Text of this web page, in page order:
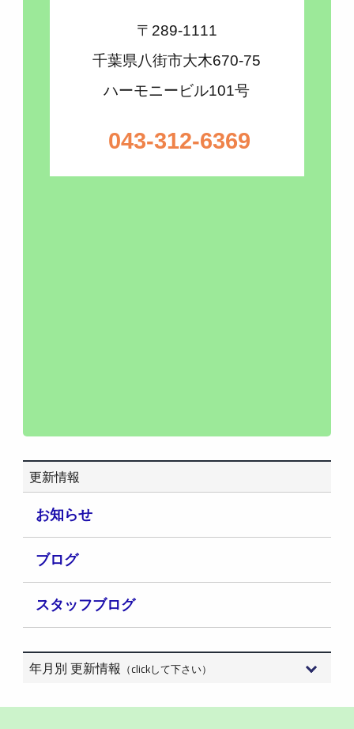
〒289-1111
千葉県八街市大木670-75
ハーモニービル101号
043-312-6369
更新情報
お知らせ
ブログ
スタッフブログ
年月別 更新情報 （clickして下さい）
2026年8月 (2)